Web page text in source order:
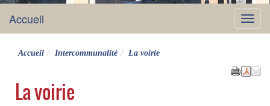
Menu
Accueil
Accueil Intercommunalité La voirie
La voirie